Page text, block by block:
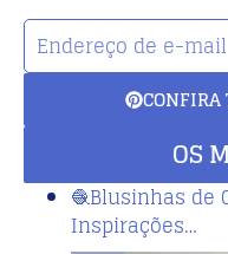
CONFIRA
OS
🧶Blusinhas de
Inspirações…